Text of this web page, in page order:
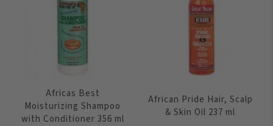
Smoothie
Africas Best
Moisturizing Shampoo
with Conditioner 356 ml
African Pride Hair, Scalp
& Skin Oil 237 ml